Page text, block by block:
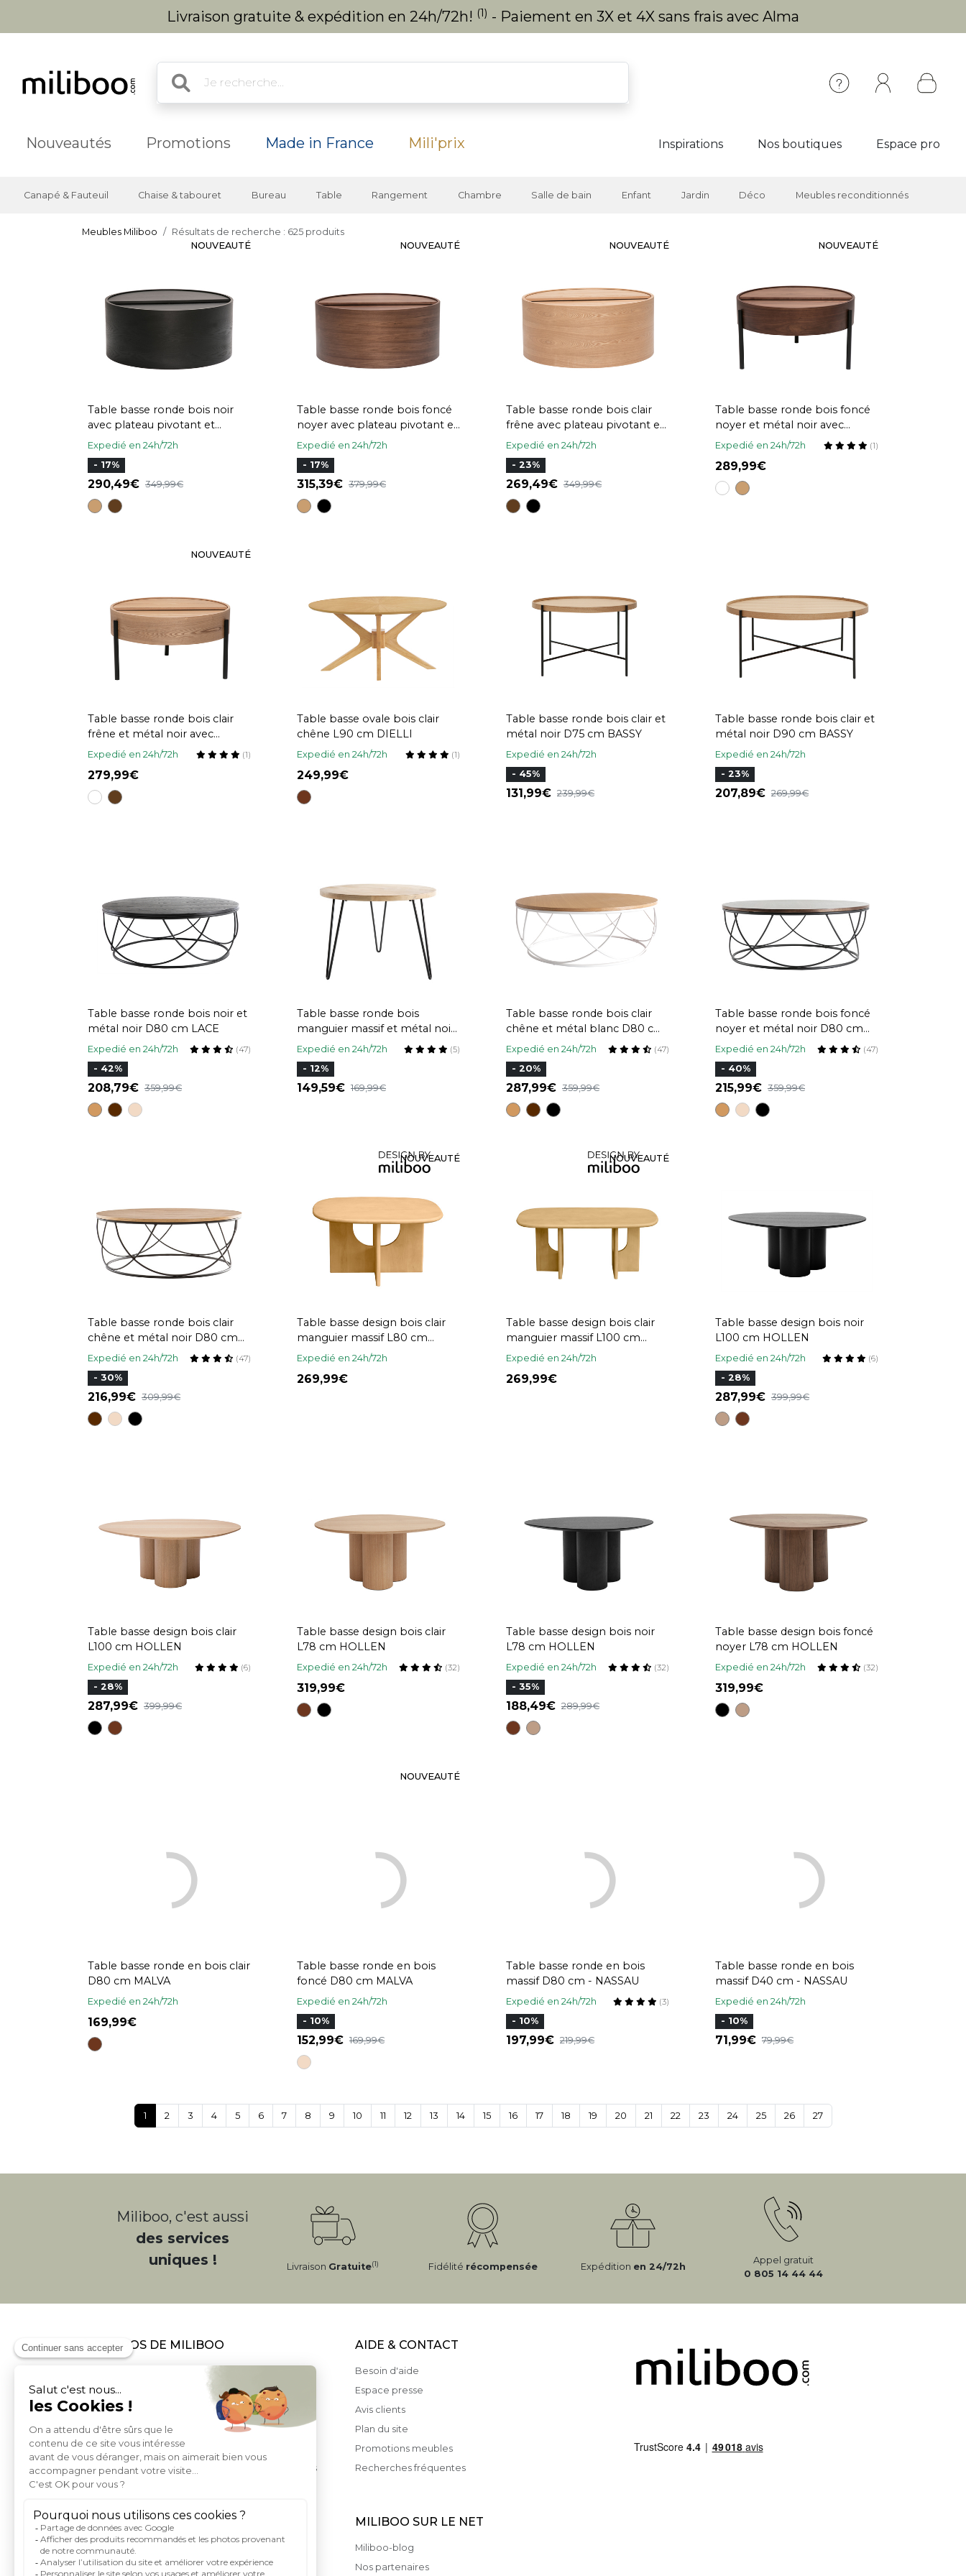
Livraison gratuite & expédition en 24h/72h! (1) - Paiement en 3X et 4X sans frais avec Alma
Nouveautés Promotions Made in France Mili'prix Inspirations Nos boutiques Espace pro
Canapé & Fauteuil Chaise & tabouret Bureau Table Rangement Chambre Salle de bain Enfant Jardin Déco Meubles reconditionnés
Meubles Miliboo
Résultats de recherche : 625 produits
NOUVEAUTÉ
Table basse ronde bois noir
avec plateau pivotant et
rangement D80 cm DALI
Expedié en 24h/72h
- 17%
290,49 349,99
NOUVEAUTÉ
Table basse ronde bois foncé
noyer avec plateau pivotant et
rangement D80 cm DALI
Expedié en 24h/72h
- 17%
315,39 379,99
NOUVEAUTÉ
Table basse ronde bois clair
frêne avec plateau pivotant et
rangement D80 cm DALI
Expedié en 24h/72h
- 23%
269,49 349,99
NOUVEAUTÉ
Table basse ronde bois foncé
noyer et métal noir avec
plateau pivotant et rangement
D80 cm YOLINE
Expedié en 24h/72h (1)
289,99
NOUVEAUTÉ
Table basse ronde bois clair
frêne et métal noir avec
plateau pivotant et rangement
D80 cm YOLINE
Expedié en 24h/72h (1)
279,99
Table basse ovale bois clair
chêne L90 cm DIELLI
Expedié en 24h/72h (1)
249,99
Table basse ronde bois clair et
métal noir D75 cm BASSY
Expedié en 24h/72h
- 45%
131,99 239,99
Table basse ronde bois clair et
métal noir D90 cm BASSY
Expedié en 24h/72h
- 23%
207,89 269,99
Table basse ronde bois noir et
métal noir D80 cm LACE
Expedié en 24h/72h (47)
- 42%
208,79 359,99
Table basse ronde bois
manguier massif et métal noir
D60 cm VIBES
Expedié en 24h/72h (5)
- 12%
149,59 169,99
Table basse ronde bois clair
chêne et métal blanc D80 cm
LACE
Expedié en 24h/72h (47)
- 20%
287,99 359,99
Table basse ronde bois foncé
noyer et métal noir D80 cm
LACE
Expedié en 24h/72h (47)
- 40%
215,99 359,99
Table basse ronde bois clair
chêne et métal noir D80 cm
LACE
Expedié en 24h/72h (47)
- 30%
216,99 309,99
NOUVEAUTÉ
Table basse design bois clair
manguier massif L80 cm
MASSARI
Expedié en 24h/72h
269,99
NOUVEAUTÉ
Table basse design bois clair
manguier massif L100 cm
MASSARI
Expedié en 24h/72h
269,99
Table basse design bois noir
L100 cm HOLLEN
Expedié en 24h/72h (6)
- 28%
287,99 399,99
Table basse design bois clair
L100 cm HOLLEN
Expedié en 24h/72h (6)
- 28%
287,99 399,99
Table basse design bois clair
L78 cm HOLLEN
Expedié en 24h/72h (32)
319,99
Table basse design bois noir
L78 cm HOLLEN
Expedié en 24h/72h (32)
- 35%
188,49 289,99
Table basse design bois foncé
noyer L78 cm HOLLEN
Expedié en 24h/72h (32)
319,99
Table basse ronde en bois clair
D80 cm MALVA
Expedié en 24h/72h
169,99
NOUVEAUTÉ
Table basse ronde en bois
foncé D80 cm MALVA
Expedié en 24h/72h
- 10%
152,99 169,99
Table basse ronde en bois
massif D80 cm - NASSAU
Expedié en 24h/72h (3)
- 10%
197,99 219,99
Table basse ronde en bois
massif D40 cm - NASSAU
Expedié en 24h/72h
- 10%
71,99 79,99
1 2 3 4 5 6 7 8 9 10 11 12 13 14 15 16 17 18 19 20 21 22 23 24 25 26 27
Miliboo, c'est aussi
des services
uniques !
Livraison Gratuite(1) Fidélité récompensée Expédition en 24/72h
Appel gratuit
0 805 14 44 44
À PROPOS DE MILIBOO
Mentions légales
Moyens de paiement
Livraison
Conditions générales de Vente
Politique de protection des données personnelles
Conditions générales d'utilisation du site
Carte de fidelite et parrainage
Rejoignez-nous
Index égalité femme homme
AIDE & CONTACT
Besoin d'aide
Espace presse
Avis clients
Plan du site
Promotions meubles
Recherches fréquentes
MILIBOO SUR LE NET
Miliboo-blog
Nos partenaires